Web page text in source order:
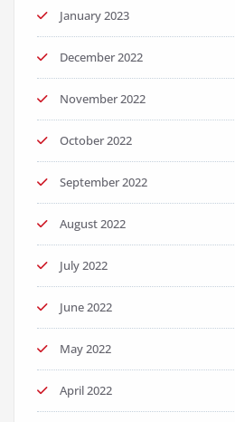
January 2023
December 2022
November 2022
October 2022
September 2022
August 2022
July 2022
June 2022
May 2022
April 2022